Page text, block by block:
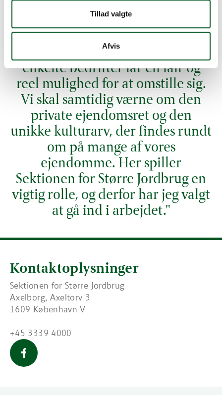
Tillad valgte
Afvis
"Jeg ser det som en vigtig opgave
at sikre konkurrencedygtige vilkår
for planteavlen og sikre, at de
enkelte bedrifter får en fair og
reel mulighed for at omstille sig.
Vi skal samtidig værne om den
private ejendomsret og den
unikke kulturarv, der findes rundt
om på mange af vores
ejendomme. Her spiller
Sektionen for Større Jordbrug en
vigtig rolle, og derfor har jeg valgt
at gå ind i arbejdet."
Kontaktoplysninger
Sektionen for Større Jordbrug
Axelborg, Axeltorv 3
1609 København V
+45 3339 4000
Større Jordbrug